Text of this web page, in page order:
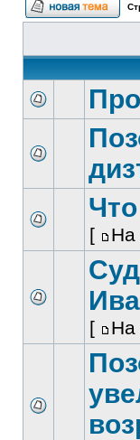
[ На
[ На